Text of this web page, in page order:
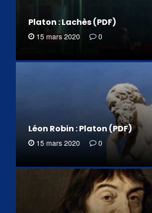
Platon : Lachès (PDF)
15 mars 2020 0
Léon Robin : Platon (PDF)
15 mars 2020 0